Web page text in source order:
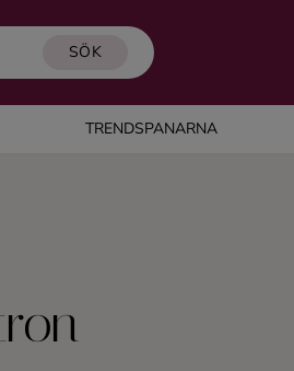
SÖK
TRENDSPANARNA